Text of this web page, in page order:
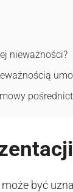
nieważności?
być